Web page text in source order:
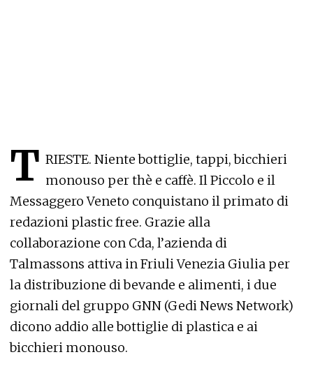
T RIESTE. Niente bottiglie, tappi, bicchieri
monouso per thè e caffè. Il Piccolo e il
Messaggero Veneto conquistano il primato di
redazioni plastic free. Grazie alla
collaborazione con Cda, l’azienda di
Talmassons attiva in Friuli Venezia Giulia per
la distribuzione di bevande e alimenti, i due
giornali del gruppo GNN (Gedi News Network)
dicono addio alle bottiglie di plastica e ai
bicchieri monouso.